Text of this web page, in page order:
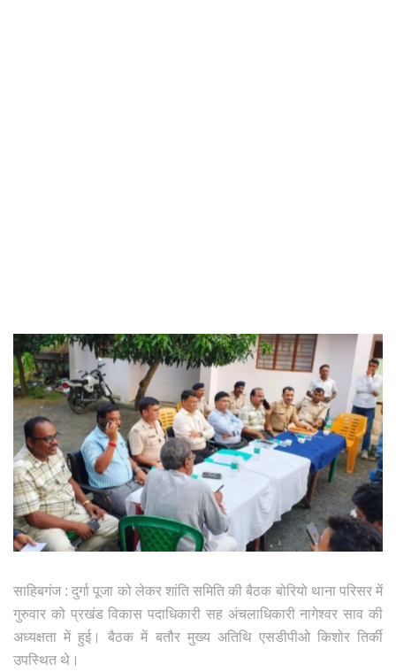
साहिबगंज : दुर्गा पूजा को लेकर शांति समिति की बैठक बोरियो थाना परिसर में
गुरुवार को प्रखंड विकास पदाधिकारी सह अंचलाधिकारी नागेश्वर साव की
अध्यक्षता में हुई। बैठक में बतौर मुख्य अतिथि एसडीपीओ किशोर तिर्की
उपस्थित थे।